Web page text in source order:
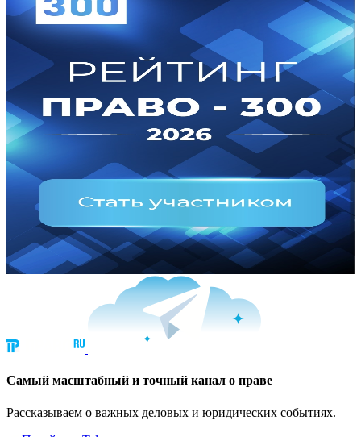
Cамый масштабный и точный канал о праве
Рассказываем о важных деловых и юридических событиях.